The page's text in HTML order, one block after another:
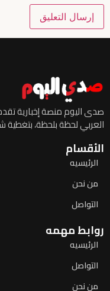
صدى اليوم منصة إخبارية
العربي لحظة بلحظة،
الأقسام
الرئيسيه
من نحن
التواصل
روابط مهمه
الرئيسيه
التواصل
من نحن